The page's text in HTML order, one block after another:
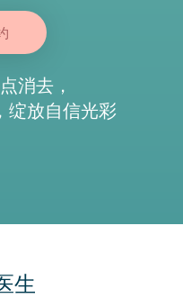
消去，
绽放自信光彩
生